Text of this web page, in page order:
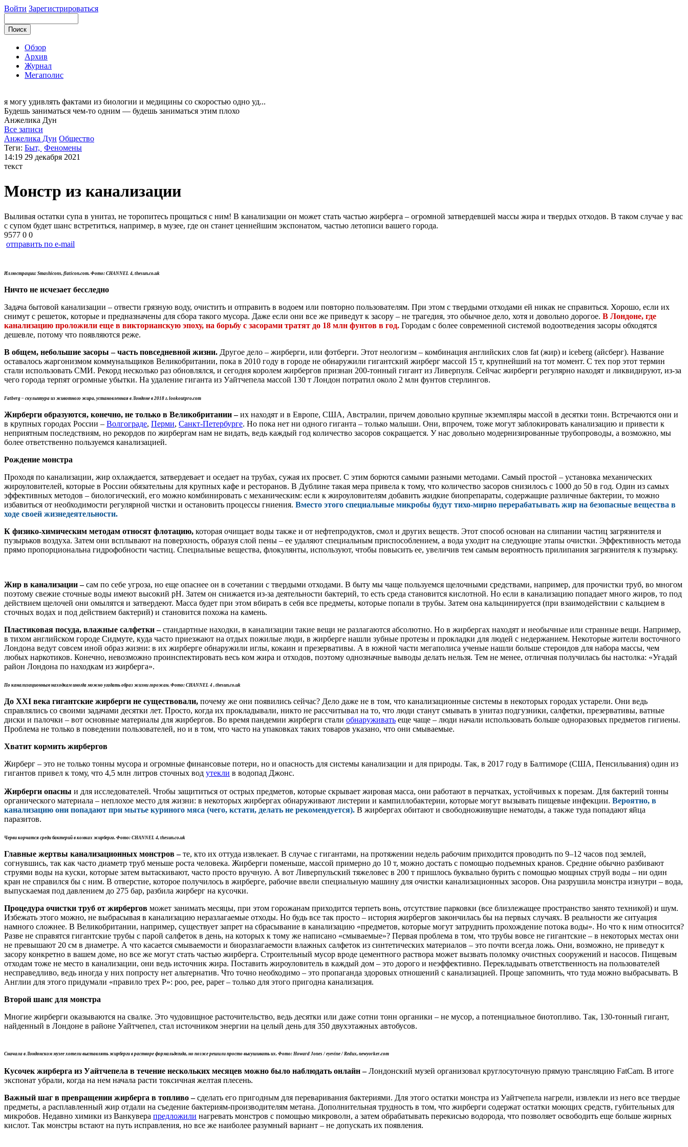
Войти Зарегистрироваться
Обзор
Архив
Журнал
Мегаполис
я могу удивлять фактами из биологии и медицины со скоростью одно уд...
Будешь заниматься чем-то одним — будешь заниматься этим плохо
Анжелика Дун
Все записи
Анжелика Дун Общество
Теги: Быт, Феномены
14:19 29 декабря 2021
текст
Монстр из канализации
Выливая остатки супа в унитаз, не торопитесь прощаться с ним! В канализации он может стать частью жирберга – огромной затвердевшей массы жира и твердых отходов. В таком случае у вас
с супом будет шанс встретиться, например, в музее, где он станет ценнейшим экспонатом, частью летописи вашего города.
9577 0 0
отправить по e-mail
Иллюстрации: Smashicons, flaticon.com. Фото: CHANNEL 4, thesun.co.uk
Ничто не исчезает бесследно
Задача бытовой канализации – отвести грязную воду, очистить и отправить в водоем или повторно пользователям. При этом с твердыми отходами ей никак не справиться. Хорошо, если их
снимут с решеток, которые и предназначены для сбора такого мусора. Даже если они все же приведут к засору – не трагедия, это обычное дело, хотя и довольно дорогое. В Лондоне, где
канализацию проложили еще в викторианскую эпоху, на борьбу с засорами тратят до 18 млн фунтов в год. Городам с более современной системой водоотведения засоры обходятся
дешевле, потому что появляются реже.
В общем, небольшие засоры – часть повседневной жизни. Другое дело – жирберги, или фэтберги. Этот неологизм – комбинация английских слов fat (жир) и iceberg (айсберг). Название
оставалось жаргонизмом коммунальщиков Великобритании, пока в 2010 году в городе не обнаружили гигантский жирберг массой 15 т, крупнейший на тот момент. С тех пор этот термин
стали использовать СМИ. Рекорд несколько раз обновлялся, и сегодня королем жирбергов признан 200-тонный гигант из Ливерпуля. Сейчас жирберги регулярно находят и ликвидируют, из-за
чего города терпят огромные убытки. На удаление гиганта из Уайтчепела массой 130 т Лондон потратил около 2 млн фунтов стерлингов.
Fatberg – скульптура из животного жира, установленная в Лондоне в 2018 г. lookoutpro.com
Жирберги образуются, конечно, не только в Великобритании –их находят и в Европе, США, Австралии, причем довольно крупные экземпляры массой в десятки тонн. Встречаются они и
в крупных городах России – Волгограде, Перми, Санкт-Петербурге. Но пока нет ни одного гиганта – только малыши. Они, впрочем, тоже могут заблокировать канализацию и привести к
неприятным последствиям, но рекордов по жирбергам нам не видать, ведь каждый год количество засоров сокращается. У нас довольно модернизированные трубопроводы, а возможно, мы
более ответственно пользуемся канализацией.
Рождение монстра
Проходя по канализации, жир охлаждается, затвердевает и оседает на трубах, сужая их просвет. С этим борются самыми разными методами. Самый простой – установка механических
жироуловителей, которые в России обязательны для крупных кафе и ресторанов. В Дублине такая мера привела к тому, что количество засоров снизилось с 1000 до 50 в год. Один из самых
эффективных методов – биологический, его можно комбинировать с механическим: если к жироуловителям добавить жидкие биопрепараты, содержащие различные бактерии, то можно
избавиться от необходимости регулярной чистки и остановить процессы гниения. Вместо этого специальные микробы будут тихо-мирно перерабатывать жир на безопасные вещества в
ходе своей жизнедеятельности.
К физико-химическим методам относят флотацию, которая очищает воды также и от нефтепродуктов, смол и других веществ. Этот способ основан на слипании частиц загрязнителя и
пузырьков воздуха. Затем они всплывают на поверхность, образуя слой пены – ее удаляют специальным приспособлением, а вода уходит на следующие этапы очистки. Эффективность метода
прямо пропорциональна гидрофобности частиц. Специальные вещества, флокулянты, используют, чтобы повысить ее, увеличив тем самым вероятность прилипания загрязнителя к пузырьку.
Жир в канализации –сам по себе угроза, но еще опаснее он в сочетании с твердыми отходами. В быту мы чаще пользуемся щелочными средствами, например, для прочистки труб, во многом
поэтому свежие сточные воды имеют высокий pH. Затем он снижается из-за деятельности бактерий, то есть среда становится кислотной. Но если в канализацию попадает много жиров, то под
действием щелочей они омылятся и затвердеют. Масса будет при этом вбирать в себя все предметы, которые попали в трубы. Затем она кальцинируется (при взаимодействии с кальцием в
сточных водах и под действием бактерий) и становится похожа на камень.
Пластиковая посуда, влажные салфетки –стандартные находки, в канализации такие вещи не разлагаются абсолютно. Но в жирбергах находят и необычные или странные вещи. Например,
в тихом английском городе Сидмуте, куда часто приезжают на отдых пожилые люди, в жирберге нашли зубные протезы и прокладки для людей с недержанием. Некоторые жители восточного
Лондона ведут совсем иной образ жизни: в их жирберге обнаружили иглы, кокаин и презервативы. А в южной части мегаполиса ученые нашли больше стероидов для набора массы, чем
любых наркотиков. Конечно, невозможно проинспектировать весь ком жира и отходов, поэтому однозначные выводы делать нельзя. Тем не менее, отличная получилась бы настолка: «Угадай
район Лондона по находкам из жирберга».
По канализационным находкам иногда можно угадать образ жизни горожан. Фото: CHANNEL 4 , thesun.co.uk
До XXI века гигантские жирберги не существовали, почему же они появились сейчас? Дело даже не в том, что канализационные системы в некоторых городах устарели. Они ведь
справлялись со своими задачами десятки лет. Просто, когда их прокладывали, никто не рассчитывал на то, что люди станут смывать в унитаз подгузники, салфетки, презервативы, ватные
диски и палочки – вот основные материалы для жирбергов. Во время пандемии жирберги стали обнаруживать еще чаще – люди начали использовать больше одноразовых предметов гигиены.
Проблема не только в поведении пользователей, но и в том, что часто на упаковках таких товаров указано, что они смываемые.
Хватит кормить жирбергов
Жирберг – это не только тонны мусора и огромные финансовые потери, но и опасность для системы канализации и для природы. Так, в 2017 году в Балтиморе (США, Пенсильвания) один из
гигантов привел к тому, что 4,5 млн литров сточных вод утекли в водопад Джонс.
Жирберги опасны и для исследователей. Чтобы защититься от острых предметов, которые скрывает жировая масса, они работают в перчатках, устойчивых к порезам. Для бактерий тонны
органического материала – неплохое место для жизни: в некоторых жирбергах обнаруживают листерии и кампиллобактерии, которые могут вызывать пищевые инфекции. Вероятно, в
канализацию они попадают при мытье куриного мяса (чего, кстати, делать не рекомендуется). В жирбергах обитают и свободноживущие нематоды, а также туда попадают яйца
паразитов.
Черви корчатся среди бактерий в комках жирберга. Фото: CHANNEL 4, thesun.co.uk
Главные жертвы канализационных монстров –те, кто их оттуда извлекает. В случае с гигантами, на протяжении недель рабочим приходится проводить по 9–12 часов под землей,
согнувшись, так как часто диаметр труб меньше роста человека. Жирберги поменьше, массой примерно до 10 т, можно достать с помощью подъемных кранов. Средние обычно разбивают
струями воды на куски, которые затем вытаскивают, часто просто вручную. А вот Ливерпульский тяжеловес в 200 т пришлось буквально бурить с помощью мощных струй воды – ни один
кран не справился бы с ним. В отверстие, которое получилось в жирберге, рабочие ввели специальную машину для очистки канализационных засоров. Она разрушила монстра изнутри – вода,
выпускаемая под давлением до 275 бар, разбила жирберг на кусочки.
Процедура очистки труб от жирбергов может занимать месяцы, при этом горожанам приходится терпеть вонь, отсутствие парковки (все близлежащее пространство занято техникой) и шум.
Избежать этого можно, не выбрасывая в канализацию неразлагаемые отходы. Но будь все так просто – история жирбергов закончилась бы на первых случаях. В реальности же ситуация
намного сложнее. В Великобритании, например, существует запрет на сбрасывание в канализацию «предметов, которые могут затруднить прохождение потока воды». Но что к ним относится?
Разве не справятся гигантские трубы с парой салфеток в день, на которых к тому же написано «смываемые»? Первая проблема в том, что трубы вовсе не гигантские – в некоторых местах они
не превышают 20 см в диаметре. А что касается смываемости и биоразлагаемости влажных салфеток из синтетических материалов – это почти всегда ложь. Они, возможно, не приведут к
засору конкретно в вашем доме, но все же могут стать частью жирберга. Строительный мусор вроде цементного раствора может вызвать поломку очистных сооружений и насосов. Пищевым
отходам тоже не место в канализации, они ведь источник жира. Поставить жироуловитель в каждый дом – это дорого и неэффективно. Перекладывать ответственность на пользователей
несправедливо, ведь иногда у них попросту нет альтернатив. Что точно необходимо – это пропаганда здоровых отношений с канализацией. Проще запомнить, что туда можно выбрасывать. В
Англии для этого придумали «правило трех P»: poo, pee, paper – только для этого пригодна канализация.
Второй шанс для монстра
Многие жирберги оказываются на свалке. Это чудовищное расточительство, ведь десятки или даже сотни тонн органики – не мусор, а потенциальное биотопливо. Так, 130-тонный гигант,
найденный в Лондоне в районе Уайтчепел, стал источником энергии на целый день для 350 двухэтажных автобусов.
Сначала в Лондонском музее хотели выставлять жирберги в растворе формальдегида, но позже решили просто высушивать их. Фото: Howard Jones / eyevine / Redux, newyorker.com
Кусочек жирберга из Уайтчепела в течение нескольких месяцев можно было наблюдать онлайн –Лондонский музей организовал круглосуточную прямую трансляцию FatCam. В итоге
экспонат убрали, когда на нем начала расти токсичная желтая плесень.
Важный шаг в превращении жирберга в топливо –сделать его пригодным для переваривания бактериями. Для этого остатки монстра из Уайтчепела нагрели, извлекли из него все твердые
предметы, а расплавленный жир отдали на съедение бактериям-производителям метана. Дополнительная трудность в том, что жирберги содержат остатки моющих средств, губительных для
микробов. Недавно химики из Ванкувера предложили нагревать монстров с помощью микроволн, а затем обрабатывать перекисью водорода, что позволяет освободить еще больше жирных
кислот. Так монстры встают на путь исправления, но все же наиболее разумный вариант – не допускать их появления.